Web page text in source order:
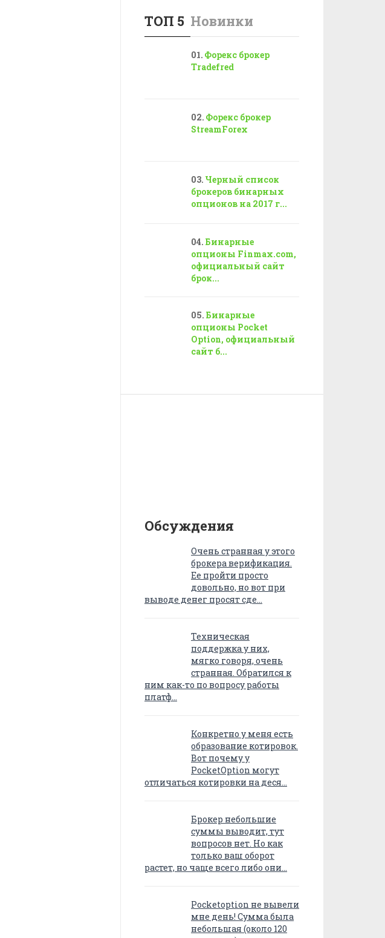
ТОП 5 Новинки
Форекс брокер
Tradefred
Форекс брокер
StreamForex
Черный список
брокеров бинарных
опционов на 2017 г...
Бинарные
опционы Finmax.com,
официальный сайт
брок...
Бинарные
опционы Pocket
Option, официальный
сайт б...
Обсуждения
Очень странная у этого
брокера верификация.
Ее пройти просто
довольно, но вот при
выводе денег просят сде…
Техническая
поддержка у них,
мягко говоря, очень
странная. Обратился к
ним как-то по вопросу работы
платф…
Конкретно у меня есть
образование котировок.
Вот почему у
PocketOption могут
отличаться котировки на деся…
Брокер небольшие
суммы выводит, тут
вопросов нет. Но как
только ваш оборот
растет, но чаще всего либо они…
Pocketoption не вывели
мне день! Сумма была
небольшая (около 120